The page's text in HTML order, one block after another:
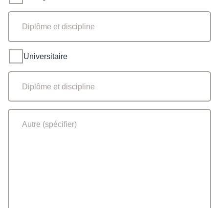
Universitaire
Universitaire